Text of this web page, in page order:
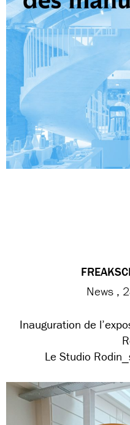
News
Inauguration de
Le Studio